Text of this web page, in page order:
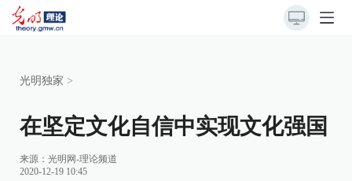
光明独家 >
在坚定文化自信中实现文化强国
来源： 光明网-理论频道
2020-12-19 10:45